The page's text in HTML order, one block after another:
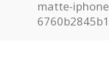
matte-